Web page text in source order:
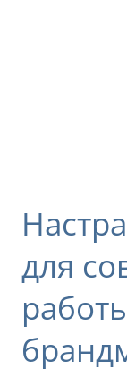
для